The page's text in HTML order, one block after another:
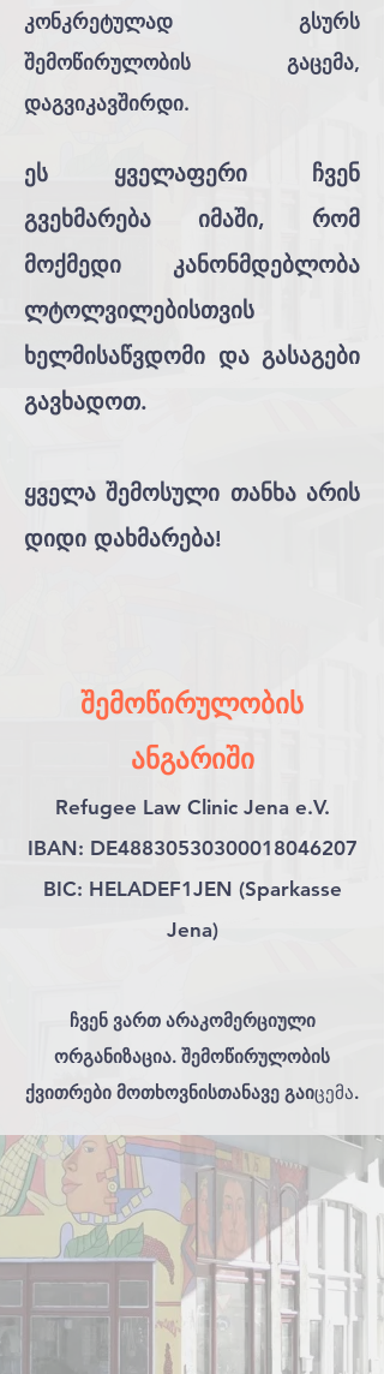
კონკრეტულად გსურს
შემოწირულობის გაცემა,
დაგვიკავშირდი.
ეს ყველაფერი ჩვენ
გვეხმარება იმაში, რომ
მოქმედი კანონმდებლობა
ლტოლვილებისთვის
ხელმისაწვდომი და გასაგები
გავხადოთ.
ყველა შემოსული თანხა არის
დიდი დახმარება!
შემოწირულობის
ანგარიში
Refugee Law Clinic Jena e.V.
IBAN: DE48830530300018046207
BIC: HELADEF1JEN (Sparkasse
Jena)
ჩვენ ვართ არაკომერციული
ორგანიზაცია. შემოწირულობის
ქვითრები მოთხოვნისთანავე გაიცემა.